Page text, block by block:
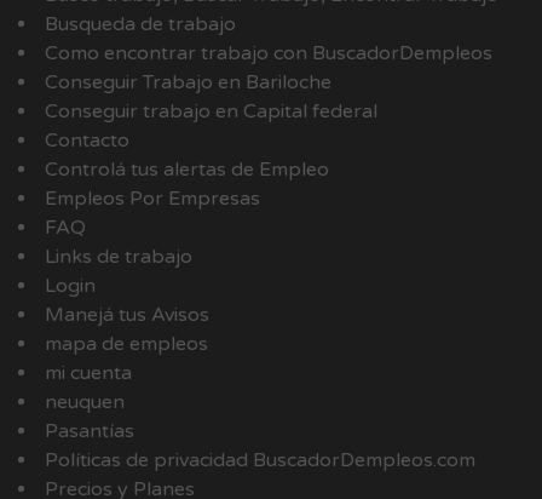
Busqueda de trabajo
Como encontrar trabajo con BuscadorDempleos
Conseguir Trabajo en Bariloche
Conseguir trabajo en Capital federal
Contacto
Controlá tus alertas de Empleo
Empleos Por Empresas
FAQ
Links de trabajo
Login
Manejá tus Avisos
mapa de empleos
mi cuenta
neuquen
Pasantías
Políticas de privacidad BuscadorDempleos.com
Precios y Planes